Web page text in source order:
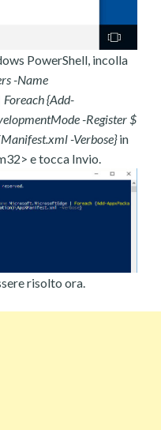
PowerShell, incolla
-Name
{Add-
-Register $
-Verbose}in
e tocca Invio.
risolto ora.